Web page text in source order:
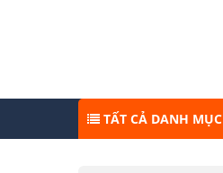
TẤT CẢ DANH MỤC